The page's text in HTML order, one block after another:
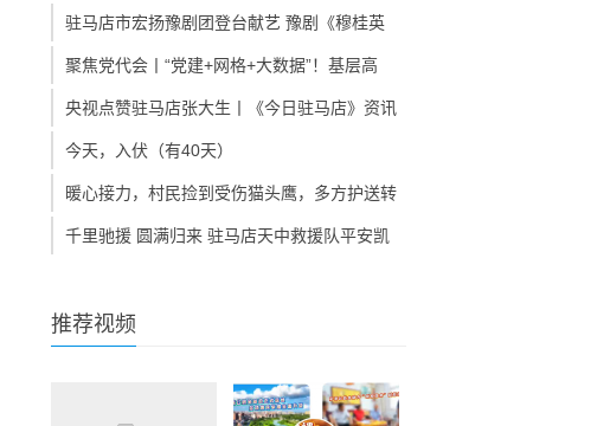
驻马店市宏扬豫剧团登台献艺 豫剧《穆桂英
聚焦党代会丨“党建+网格+大数据”！基层高
央视点赞驻马店张大生丨《今日驻马店》资讯
今天，入伏（有40天）
暖心接力，村民捡到受伤猫头鹰，多方护送转
千里驰援 圆满归来 驻马店天中救援队平安凯
推荐视频